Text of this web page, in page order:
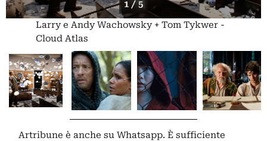
1 / 5
Larry e Andy Wachowsky + Tom Tykwer -
Cloud Atlas
Artribune è anche su Whatsapp. È sufficiente